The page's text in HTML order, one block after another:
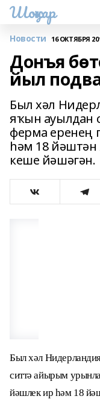
Шоңҡар
Новости 16 ОКТЯБРЯ
Донъя
йыл
Был хәл
яҡын ауылдан
ферма еренең
һәм 18
кеше йәшәгән.
Был хәл
ситтә айырым
йәшлек ир һәм 18